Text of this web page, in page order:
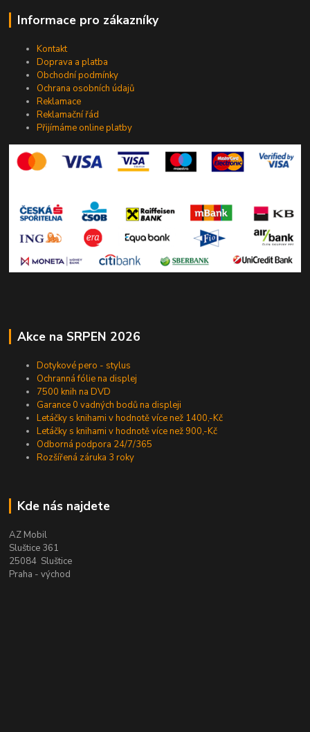
Informace pro zákazníky
Kontakt
Doprava a platba
Obchodní podmínky
Ochrana osobních údajů
Reklamace
Reklamační řád
Přijímáme online platby
Akce na SRPEN 2026
Dotykové pero - stylus
Ochranná fólie na displej
7500 knih na DVD
Garance 0 vadných bodů na displeji
Letáčky s knihami v hodnotě více než 1400,-Kč
Letáčky s knihami v hodnotě více než 900,-Kč
Odborná podpora 24/7/365
Rozšířená záruka 3 roky
Kde nás najdete
AZ Mobil
Sluštice 361
25084 Sluštice
Praha - východ